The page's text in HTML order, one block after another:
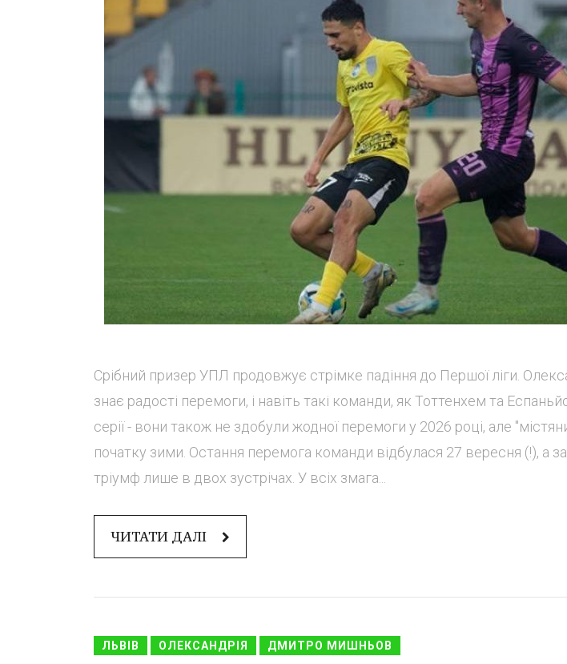
Срібний призер УПЛ продовжує стрімке падіння до Першої ліги.
знає радості перемоги, і навіть такі команди, як Тоттенхем та
серії - вони також не здобули жодної перемоги у 2026 році, але
початку зими. Остання перемога команди відбулася 27 вересня (!), а
тріумф лише в двох зустрічах. У всіх змага...
ЧИТАТИ ДАЛІ
ЛЬВІВ ОЛЕКСАНДРІЯ ДМИТРО МИШНЬОВ